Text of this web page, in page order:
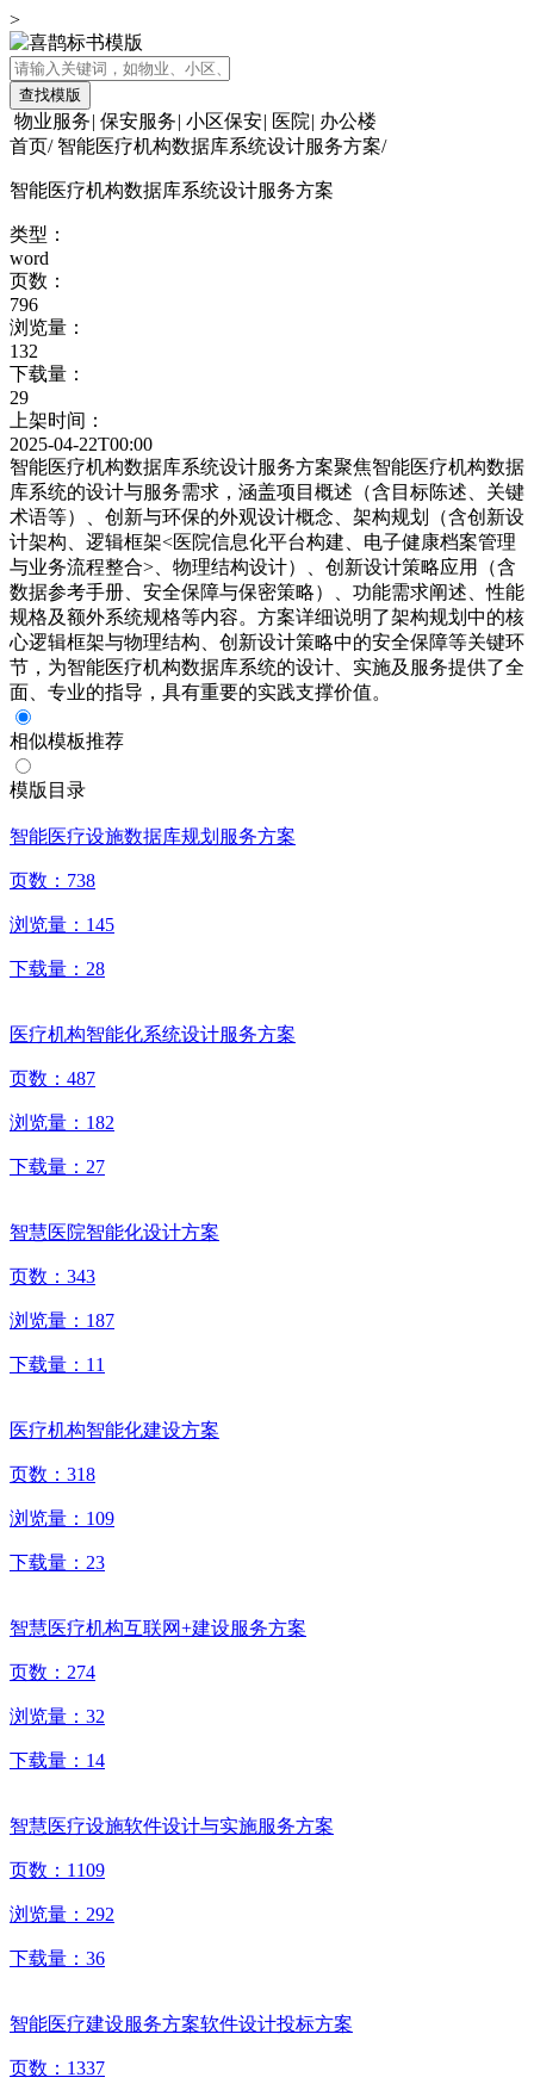
>
查找模版
物业服务| 保安服务| 小区保安| 医院| 办公楼
首页/ 智能医疗机构数据库系统设计服务方案/
智能医疗机构数据库系统设计服务方案
类型：
word
页数：
796
浏览量：
132
下载量：
29
上架时间：
2025-04-22T00:00
智能医疗机构数据库系统设计服务方案聚焦智能医疗机构数据
库系统的设计与服务需求，涵盖项目概述（含目标陈述、关键
术语等）、创新与环保的外观设计概念、架构规划（含创新设
计架构、逻辑框架<医院信息化平台构建、电子健康档案管理
与业务流程整合>、物理结构设计）、创新设计策略应用（含
数据参考手册、安全保障与保密策略）、功能需求阐述、性能
规格及额外系统规格等内容。方案详细说明了架构规划中的核
心逻辑框架与物理结构、创新设计策略中的安全保障等关键环
节，为智能医疗机构数据库系统的设计、实施及服务提供了全
面、专业的指导，具有重要的实践支撑价值。
相似模板推荐
模版目录
智能医疗设施数据库规划服务方案
页数： 738
浏览量： 145
下载量： 28
医疗机构智能化系统设计服务方案
页数： 487
浏览量： 182
下载量： 27
智慧医院智能化设计方案
页数： 343
浏览量： 187
下载量： 11
医疗机构智能化建设方案
页数： 318
浏览量： 109
下载量： 23
智慧医疗机构互联网+建设服务方案
页数： 274
浏览量： 32
下载量： 14
智慧医疗设施软件设计与实施服务方案
页数： 1109
浏览量： 292
下载量： 36
智能医疗建设服务方案软件设计投标方案
页数： 1337